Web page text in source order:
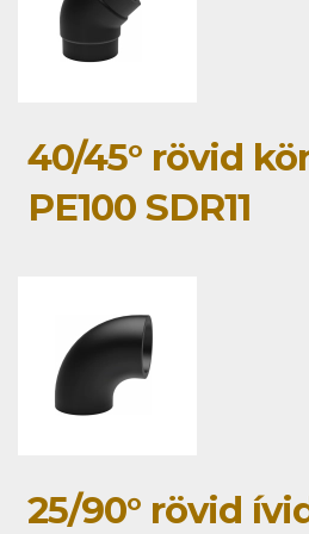
40/45° rövid
PE100 SDR11
25/90° rövid